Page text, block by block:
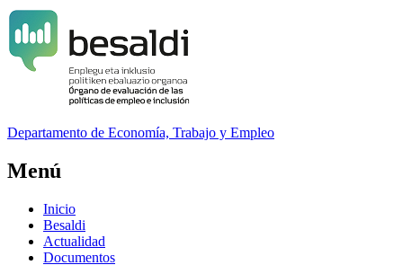
Departamento de Economía, Trabajo y Empleo
Menú
Inicio
Besaldi
Actualidad
Documentos